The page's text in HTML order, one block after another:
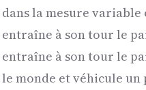
dans la mesure
entraîne à son tour le
entraîne à son tour le
le monde et véhicule un